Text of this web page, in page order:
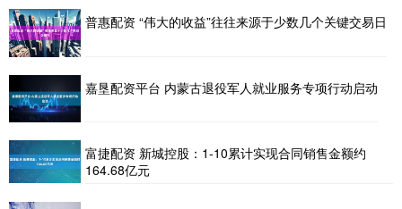
普惠配资 “伟大的收益”往往来源于少数几个关键交易日
嘉垦配资平台 内蒙古退役军人就业服务专项行动启动
富捷配资 新城控股：1-10累计实现合同销售金额约
164.68亿元